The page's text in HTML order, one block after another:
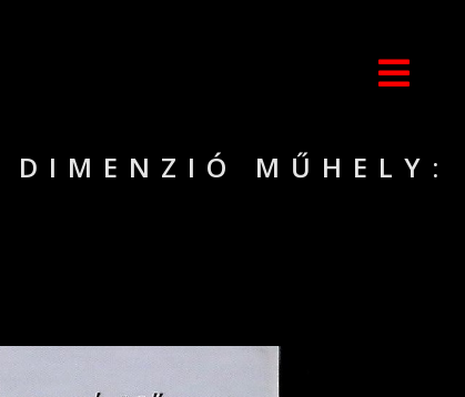
DIMENZIÓ MŰHELY: